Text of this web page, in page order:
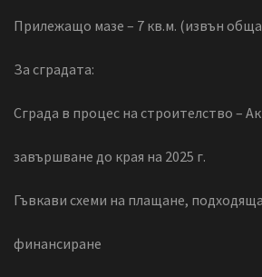
Прилежащо мазе – 7 кв.м. (извън
За сградата:
Сграда в процес на строителство –
завършване до края на 2025 г.
Гъвкави схеми на плащане,
финансиране